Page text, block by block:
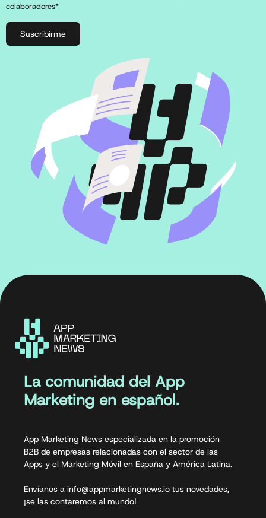
colaboradores*
Suscribirme
La comunidad del App
Marketing en español.
App Marketing News especializada en la promoción
B2B de empresas relacionadas con el sector de las
Apps y el Marketing Móvil en España y América Latina.
Envíanos a info@appmarketingnews.io tus novedades,
¡se las contaremos al mundo!